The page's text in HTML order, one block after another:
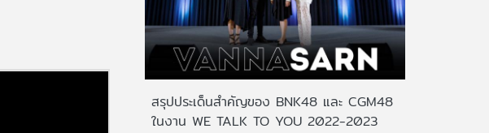
สรุปประเด็นสำคัญของ BNK48 และ CGM48
ในงาน WE TALK TO YOU 2022-2023